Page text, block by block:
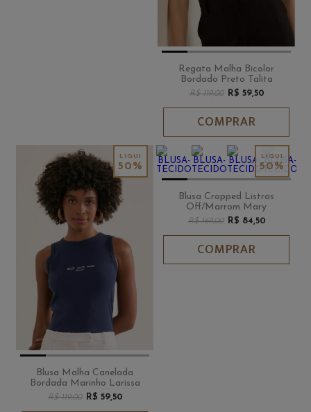
Regata Malha Bicolor
Bordado Preto Talita
R$ 119,00 R$ 59,50
COMPRAR
50%
Blusa Malha Canelada
Bordada Marinho Larissa
R$ 119,00 R$ 59,50
50%
Blusa Cropped Listras
Off/Marrom Mary
R$ 169,00 R$ 84,50
COMPRAR